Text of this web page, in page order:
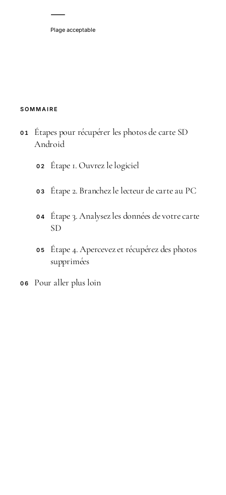
—
Plage acceptable
SOMMAIRE
01
Étapes pour récupérer les photos de carte SD
Android
02 Étape 1. Ouvrez le logiciel
03 Étape 2. Branchez le lecteur de carte au PC
04
Étape 3. Analysez les données de votre carte
SD
05
Étape 4. Apercevez et récupérez des photos
supprimées
06 Pour aller plus loin